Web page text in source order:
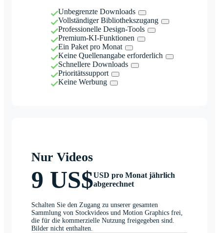
Unbegrenzte Downloads
Vollständiger Bibliothekszugang
Professionelle Design-Tools
Premium-KI-Funktionen
Ein Paket pro Monat
Keine Quellenangabe erforderlich
Schnellere Downloads
Prioritätssupport
Keine Werbung
Nur Videos
9 US$USD pro Monat jährlich
abgerechnet
Schalten Sie den Zugang zu unserer gesamten
Sammlung von Stockvideos und Motion Graphics frei,
die für die kommerzielle Nutzung freigegeben sind.
Bilder nicht enthalten.